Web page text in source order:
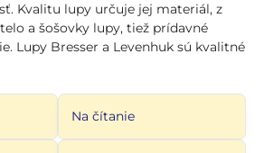
Kvalitu lupy určuje jej materiál, z
a šošovky lupy, tiež prídavné
Lupy Bresser a Levenhuk sú kvalitné
Na čítanie